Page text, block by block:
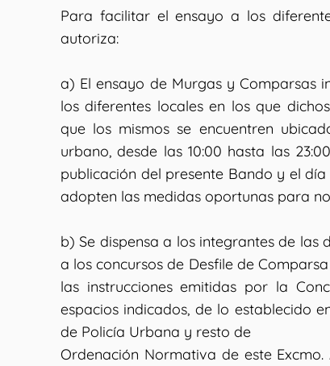
Para facilitar el ensayo a los
autoriza:
a) El ensayo de Murgas y Comparsas
los diferentes locales en los que
que los mismos se encuentren
urbano, desde las 10:00 hasta las
publicación del presente Bando y el
adopten las medidas oportunas para
b) Se dispensa a los integrantes de las
a los concursos de Desfile de
las instrucciones emitidas por la
espacios indicados, de lo establecido
de Policía Urbana y resto de
Ordenación Normativa de este